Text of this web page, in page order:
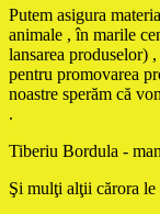
Putem asigura
animale , în marile
lansarea produselor)
pentru promovarea
noastre sperăm că
.
Tiberiu Bordula -
Şi mulţi alţii cărora